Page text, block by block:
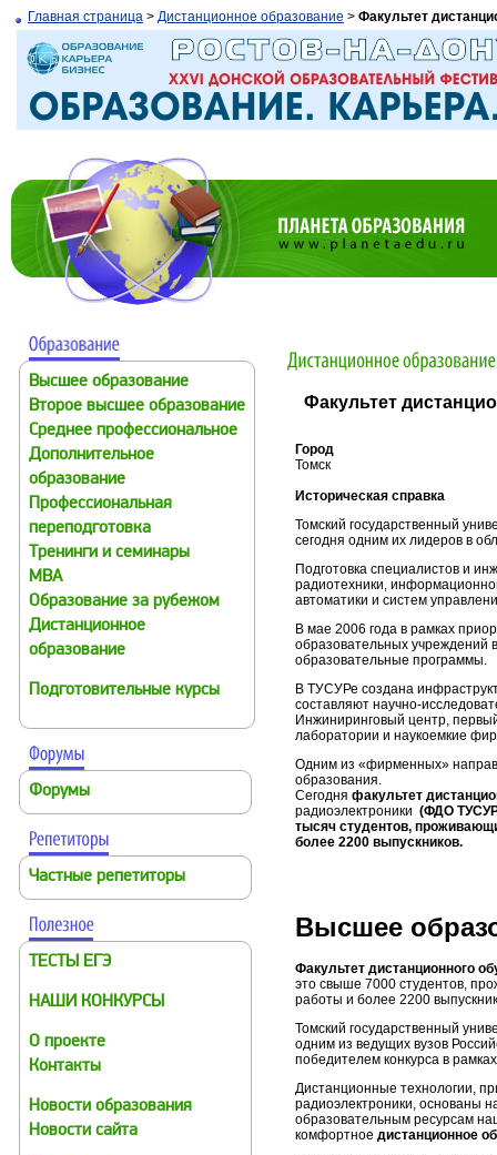
Главная страница > Дистанционное образование > Факультет
Высшее образование
Второе высшее образование
Среднее профессиональное
Дополнительное
образование
Профессиональная
переподготовка
Тренинги и семинары
MBA
Образование за рубежом
Дистанционное
образование
Подготовительные курсы
Форумы
Частные репетиторы
ТЕСТЫ ЕГЭ
НАШИ КОНКУРСЫ
О проекте
Контакты
Новости образования
Новости сайта
Факультет
Город
Томск
Историческая справка
Томский государственный
сегодня одним их лидеров в
Подготовка специалистов и
радиотехники,
автоматики и систем
В мае 2006 года в рамках
образовательных
образовательные программы.
В ТУСУРе создана
составляют научно-
Инжиниринговый центр,
лаборатории и наукоемкие
Одним из «фирменных»
образования.
Сегодня факультет
радиоэлектроники (ФДО
тысяч студентов,
более 2200 выпускников.
Высшее
Факультет дистанционного
это свыше 7000 студентов,
работы и более 2200
Томский государственный
одним из ведущих вузов
победителем конкурса в
Дистанционные технологии,
радиоэлектроники, основаны
образовательным ресурсам
комфортное дистанционное